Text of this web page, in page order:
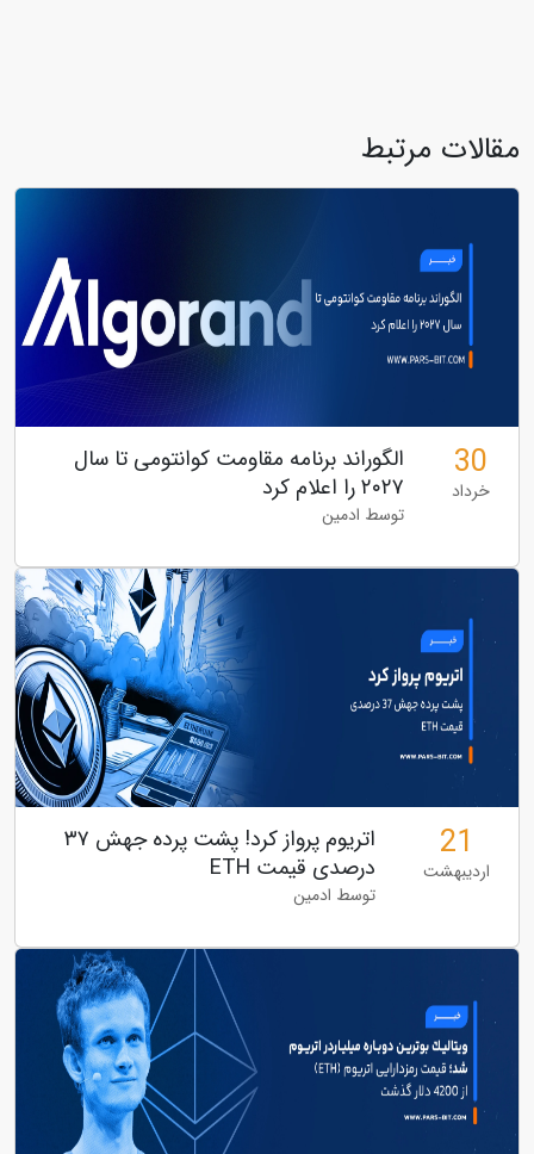
مقالات مرتبط
30
خرداد
الگوراند برنامه مقاومت کوانتومی تا سال
۲۰۲۷ را اعلام کرد
توسط ادمین
21
اردیبهشت
اتریوم پرواز کرد! پشت پرده جهش ۳۷
درصدی قیمت ETH
توسط ادمین